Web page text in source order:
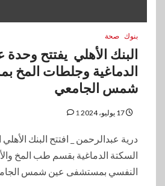
بنوك صحة
البنك الأهلي يفتتح وحدة
الدماغية وجلطات المخ
شمس الجامعي
1
درية عبدالرحمن _ افتتح البنك
السكتة الدماغية بقسم طب المخ
النفسي بمستشفى عين شمس